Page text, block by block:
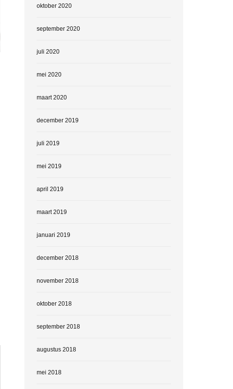
oktober 2020
september 2020
juli 2020
mei 2020
maart 2020
december 2019
juli 2019
mei 2019
april 2019
maart 2019
januari 2019
december 2018
november 2018
oktober 2018
september 2018
augustus 2018
mei 2018